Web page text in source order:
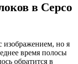
в Серсо
изображением, но я
время полосы
обратится в